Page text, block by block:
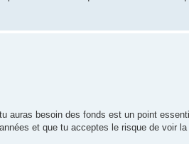
auras besoin des fonds est un point
et que tu acceptes le risque de voir